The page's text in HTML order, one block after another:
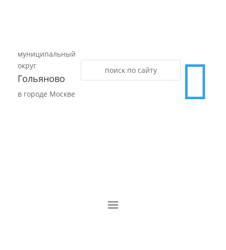
муниципальный
округ
Гольяново
в городе Москве 